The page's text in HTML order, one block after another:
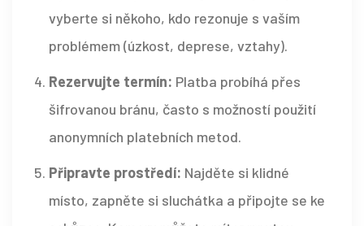
vyberte si někoho, kdo rezonuje s vaším
problémem (úzkost, deprese, vztahy).
Rezervujte termín: Platba probíhá přes
šifrovanou bránu, často s možností použití
anonymních platebních metod.
Připravte prostředí: Najděte si klidné
místo, zapněte si sluchátka a připojte se ke